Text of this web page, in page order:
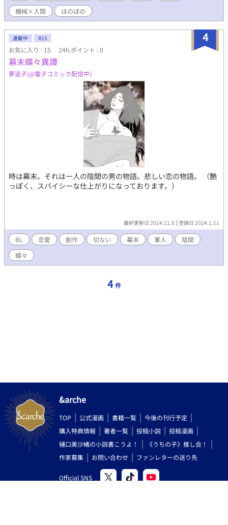
機械×人間
ほのぼの
4
連載中 R15
お気に入り : 15 24h.ポイント : 0
幕末蝶々異譚
夢追子(@電子コミック配信中）
時は幕末。それは一人の陰間の男の物語。悲しい恋の物語。 （艶
っぽく、スパイシーな仕上がりになっております。）
最終更新日 2024.11.8 登録日 2024.1.11
BL 恋愛 創作 切ない 幕末 軍人
陰間
蝶々
4 件
&arche
TOP 公式漫画 書籍一覧
今後の刊行予定
購入特典情報
著者一覧 投稿小説
投稿漫画
樋口美沙緒の小説書こうよ！
《うちの子》推し会！
作家募集
お問い合わせ ファンレターの送り先
Official SNS